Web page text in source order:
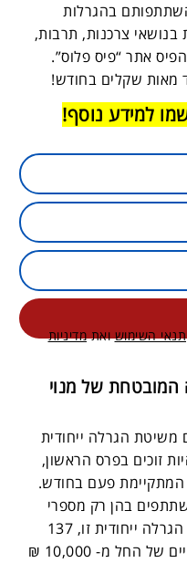
בהגרלות
בנושאי צרכנות, תרבות,
אתר “פיס פלוס”.
מאות שקלים בחודש!
למידע נוסף!
תנאי השימושואתמדיניות
המובטחת של מנוי
משיטת הגרלה ייחודית
זוכים בפרס הראשון,
המתקיימת פעם בחודש.
בהן רק מספרי
המזל הפעילים, לכן הודות לשיטת הגרלה ייחודית זו, 137
מנויים זוכים בוודאות בפרסים כספיים של החל מ- 10,000 ₪